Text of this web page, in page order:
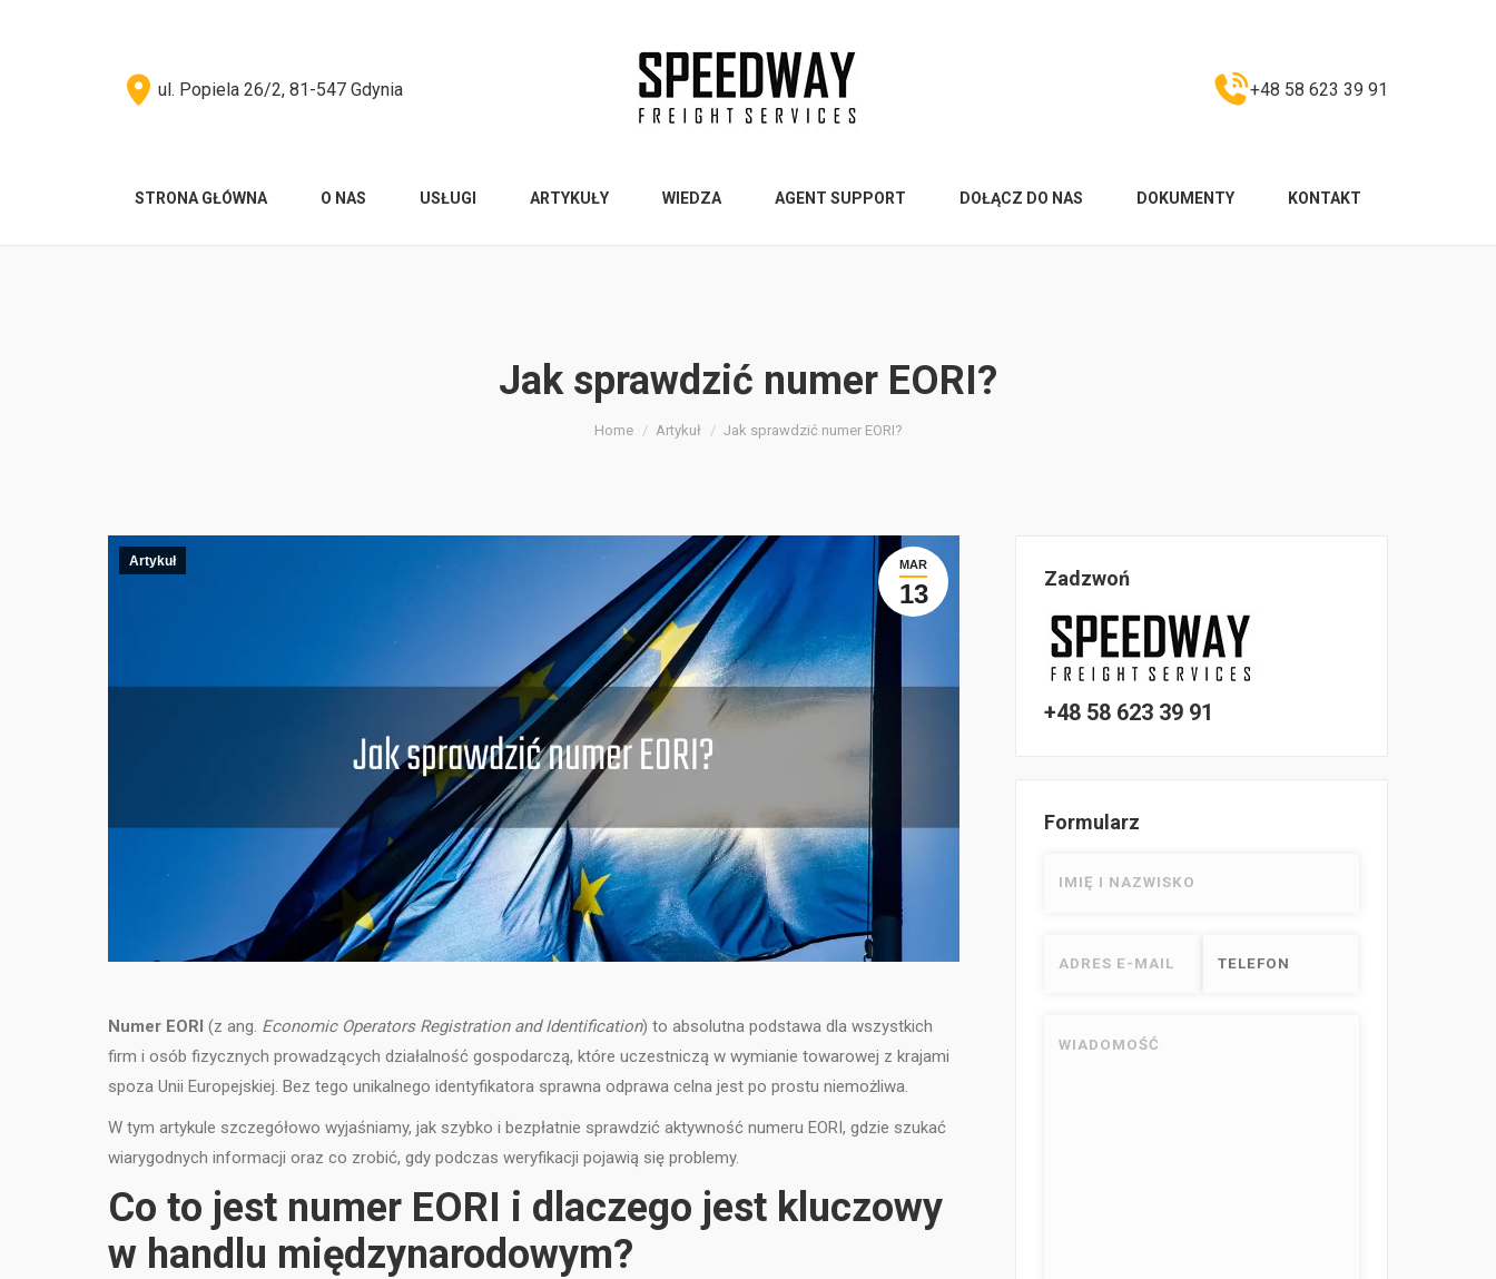
ul. Popiela 26/2, 81-547 Gdynia +48 58 623 39 91
STRONA GŁÓWNA O NAS USŁUGI ARTYKUŁY WIEDZA AGENT SUPPORT DOŁĄCZ DO NAS DOKUMENTY KONTAKT
Jak sprawdzić numer EORI?
Home Artykuł Jak sprawdzić numer EORI?
MAR
13
Artykuł
Numer EORI (z ang. Economic Operators Registration and Identification) to absolutna podstawa dla wszystkich
firm i osób fizycznych prowadzących działalność gospodarczą, które uczestniczą w wymianie towarowej z krajami
spoza Unii Europejskiej. Bez tego unikalnego identyfikatora sprawna odprawa celna jest po prostu niemożliwa.
W tym artykule szczegółowo wyjaśniamy, jak szybko i bezpłatnie sprawdzić aktywność numeru EORI, gdzie szukać
wiarygodnych informacji oraz co zrobić, gdy podczas weryfikacji pojawią się problemy.
Co to jest numer EORI i dlaczego jest kluczowy
w handlu międzynarodowym?
Zadzwoń
+48 58 623 39 91
Formularz